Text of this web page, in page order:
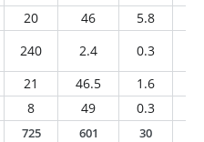
20 46 5.8
240 2.4 0.3
21 46.5 1.6
8 49 0.3
725 601 30